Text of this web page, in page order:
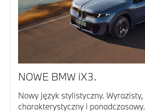
NOWE BMW iX3.
Nowy język stylistyczny. Wyrazisty,
charakterystyczny i ponadczasowy.